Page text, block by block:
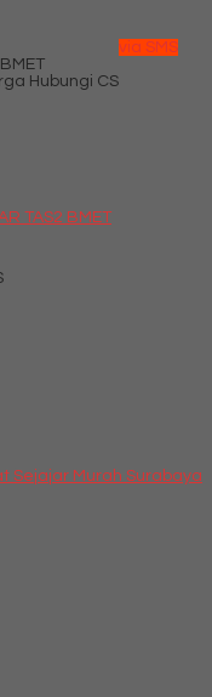
via SMS
Hubungi CS
TAS2 BMET